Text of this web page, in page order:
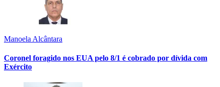
Manoela Alcântara
Coronel foragido nos EUA pelo 8/1 é cobrado por dívida com
Exército